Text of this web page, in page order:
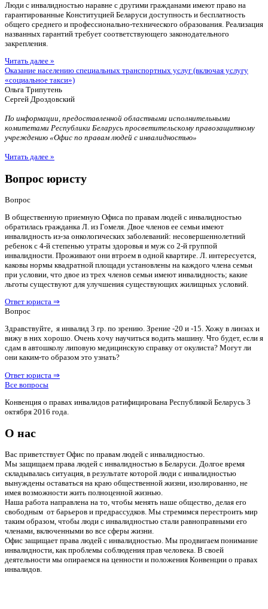
Люди с инвалидностью наравне с другими гражданами имеют право на
гарантированные Конституцией Беларуси доступность и бесплатность
общего среднего и профессионально-технического образования. Реализация
названных гарантий требует соответствующего законодательного
закрепления.
Читать далее »
Оказание населению специальных транспортных услуг (включая услугу
«социальное такси»)
Ольга Трипутень
Сергей Дроздовский
По информации, предоставленной областными исполнительными
комитетами Республики Беларусь просветительскому правозащитному
учреждению «Офис по правам людей с инвалидностью»
Читать далее »
Вопрос юристу
Вопрос
В общественную приемную Офиса по правам людей с инвалидностью
обратилась гражданка Л. из Гомеля. Двое членов ее семьи имеют
инвалидность из-за онкологических заболеваний: несовершеннолетний
ребенок с 4-й степенью утраты здоровья и муж со 2-й группой
инвалидности. Проживают они втроем в одной квартире. Л. интересуется,
каковы нормы квадратной площади установлены на каждого члена семьи
при условии, что двое из трех членов семьи имеют инвалидность; какие
льготы существуют для улучшения существующих жилищных условий.
Ответ юриста ⇒
Вопрос
Здравствуйте, я инвалид 3 гр. по зрению. Зрение -20 и -15. Хожу в линзах и
вижу в них хорошо. Очень хочу научиться водить машину. Что будет, если я
сдам в автошколу липовую медицинскую справку от окулиста? Могут ли
они каким-то образом это узнать?
Ответ юриста ⇒
Все вопросы
Конвенция о правах инвалидов ратифицирована Республикой Беларусь 3
октября 2016 года.
О нас
Вас приветствует Офис по правам людей с инвалидностью.
Мы защищаем права людей с инвалидностью в Беларуси. Долгое время
складывалась ситуация, в результате которой люди с инвалидностью
вынуждены оставаться на краю общественной жизни, изолированно, не
имея возможности жить полноценной жизнью.
Наша работа направлена на то, чтобы менять наше общество, делая его
свободным от барьеров и предрассудков. Мы стремимся перестроить мир
таким образом, чтобы люди с инвалидностью стали равноправными его
членами, включенными во все сферы жизни.
Офис защищает права людей с инвалидностью. Мы продвигаем понимание
инвалидности, как проблемы соблюдения прав человека. В своей
деятельности мы опираемся на ценности и положения Конвенции о правах
инвалидов.